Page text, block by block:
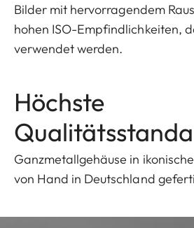
Bilder mit hervorragendem
hohen ISO-Empfindlichkeiten,
verwendet werden.
Höchste
Ganzmetallgehäuse in
von Hand in Deutschland